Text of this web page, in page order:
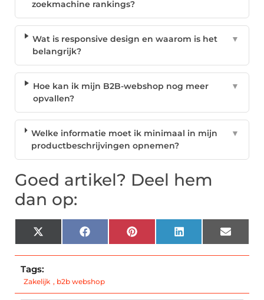
zoekmachine rankings?
Wat is responsive design en waarom is het
belangrijk?
▼
Hoe kan ik mijn B2B-webshop nog meer
opvallen?
▼
Welke informatie moet ik minimaal in mijn
productbeschrijvingen opnemen?
▼
Goed artikel? Deel hem
dan op:
X
(Twitter)
Facebook Pinterest LinkedIn Email
Tags:
Zakelijk , b2b webshop